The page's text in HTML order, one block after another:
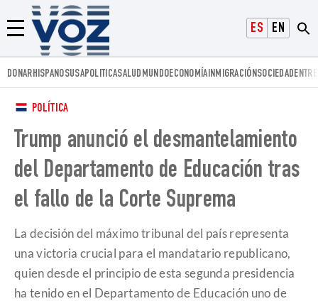
ESPAÑOLENGLISH
Menú
Voz.us
DONARHISPANOSUSAPOLITICASALUD MUNDOECONOMÍAINMIGRACIÓNSOCIEDAD
POLÍTICA
Trump anunció el desmantelamiento
del Departamento de Educación tras
el fallo de la Corte Suprema
La decisión del máximo tribunal del país representa
una victoria crucial para el mandatario republicano,
quien desde el principio de esta segunda presidencia
ha tenido en el Departamento de Educación uno de